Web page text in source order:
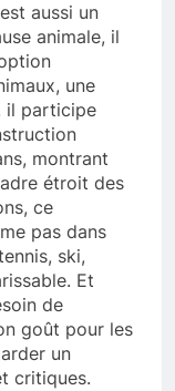
aussi un
animale, il
une
il participe
montrant
étroit des
ce
pas dans
ski,
Et
de
goût pour les
un
critiques.